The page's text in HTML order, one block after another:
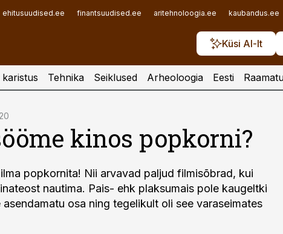
ehitusuudised.ee finantsuudised.ee aritehnoloogia.ee kaubandus.ee
Küsi AI-lt
Tehnika Seiklused Arheoloogia Eesti
kinos popkorni?
popkornita! Nii arvavad paljud filmisõbrad, kui
nautima. Pais- ehk plaksumais pole kaugeltki
osa ning tegelikult oli see varaseimates